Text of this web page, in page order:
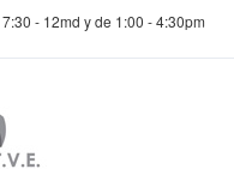
- 12md y de 1:00 - 4:30pm